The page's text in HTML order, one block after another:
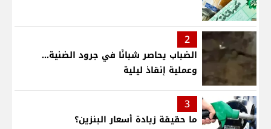
2
الضباب يحاصر شبانًا في جرود الضنية...
وعملية إنقاذ ليلية
3
ما حقيقة زيادة أسعار البنزين؟